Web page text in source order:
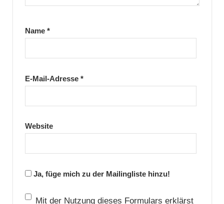
Name *
E-Mail-Adresse *
Website
Ja, füge mich zu der Mailingliste hinzu!
Mit der Nutzung dieses Formulars erklärst